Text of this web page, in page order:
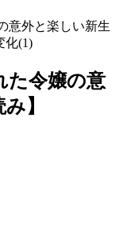
意外と楽しい新生
化(1)
た令嬢の意
】